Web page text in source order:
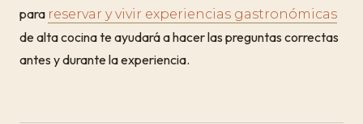
para reservar y vivir experiencias gastronómicas
de alta cocina te ayudará a hacer las preguntas correctas
antes y durante la experiencia.